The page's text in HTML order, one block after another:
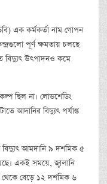
এক কর্মকর্তা নাম গোপন
পূর্ণ ক্ষমতায় চলছে
বিদ্যুৎ উৎপাদনও কমে
ছিল না। লোডশেডিং
আদানির বিদ্যুৎ পর্যাপ্ত
আমদানি ৯ দশমিক ৫
একই সময়ে, জ্বালানি
থেকে বেড়ে ১২ দশমিক ৬